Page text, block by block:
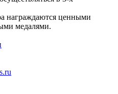
награждаются ценными
медалями.